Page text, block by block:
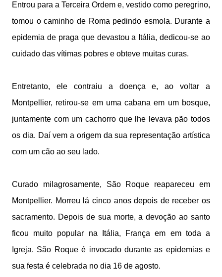
Entrou para a Terceira Ordem e, vestido como peregrino,
tomou o caminho de Roma pedindo esmola. Durante a
epidemia de praga que devastou a Itália, dedicou-se ao
cuidado das vítimas pobres e obteve muitas curas.
Entretanto, ele contraiu a doença e, ao voltar a
Montpellier, retirou-se em uma cabana em um bosque,
juntamente com um cachorro que lhe levava pão todos
os dia. Daí vem a origem da sua representação artística
com um cão ao seu lado.
Curado milagrosamente, São Roque reapareceu em
Montpellier. Morreu lá cinco anos depois de receber os
sacramento. Depois de sua morte, a devoção ao santo
ficou muito popular na Itália, França em em toda a
Igreja. São Roque é invocado durante as epidemias e
sua festa é celebrada no dia 16 de agosto.